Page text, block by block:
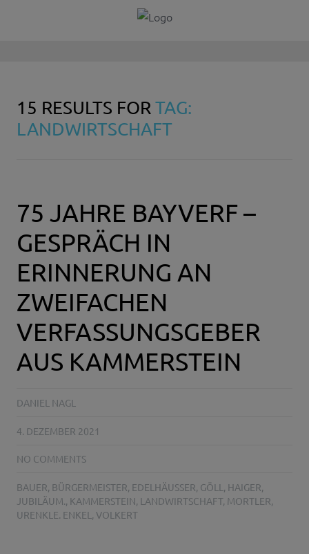
15 RESULTS FORTAG:
LANDWIRTSCHAFT
75 JAHRE BAYVERF –
GESPRÄCH IN
ERINNERUNG AN
ZWEIFACHEN
VERFASSUNGSGEBER
AUS KAMMERSTEIN
DANIEL NAGL
4. DEZEMBER 2021
NO COMMENTS
BAUER, BÜRGERMEISTER, EDELHÄUSSER , GÖLL , HAIGER,
JUBILÄUM., KAMMERSTEIN, LANDWIRTSCHAFT, MORTLER,
URENKLE. ENKEL , VOLKERT